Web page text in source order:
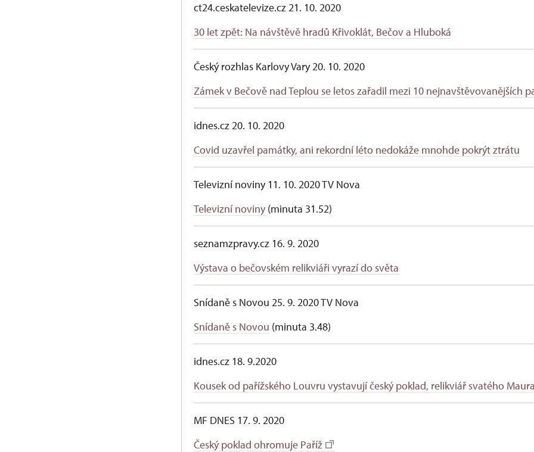
ct24.ceskatelevize.cz 21. 10. 2020
30 let zpět: Na návštěvě hradů Křivoklát, Bečov a Hluboká
Český rozhlas Karlovy Vary 20. 10. 2020
Zámek v Bečově nad Teplou se letos zařadil mezi 10 nejnavštěvovanějších
idnes.cz 20. 10. 2020
Covid uzavřel památky, ani rekordní léto nedokáže mnohde pokrýt ztrátu
Televizní noviny 11. 10. 2020 TV Nova
Televizní noviny(minuta 31.52)
seznamzpravy.cz 16. 9. 2020
Výstava o bečovském relikviáři vyrazí do světa
Snídaně s Novou 25. 9. 2020 TV Nova
Snídaně s Novou (minuta 3.48)
idnes.cz 18. 9.2020
Kousek od pařížského Louvru vystavují český poklad, relikviář svatého
MF DNES 17. 9. 2020
Český poklad ohromuje Paříž